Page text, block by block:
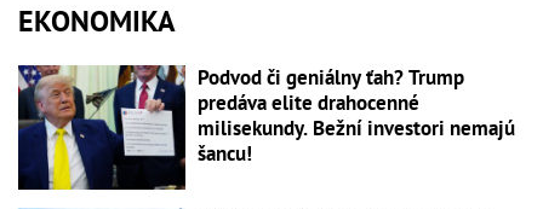
EKONOMIKA
Podvod či geniálny ťah? Trump
predáva elite drahocenné
milisekundy. Bežní investori nemajú
šancu!